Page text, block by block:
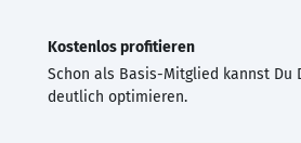
Kostenlos profitieren
Schon als Basis-Mitglied kannst Du
deutlich optimieren.